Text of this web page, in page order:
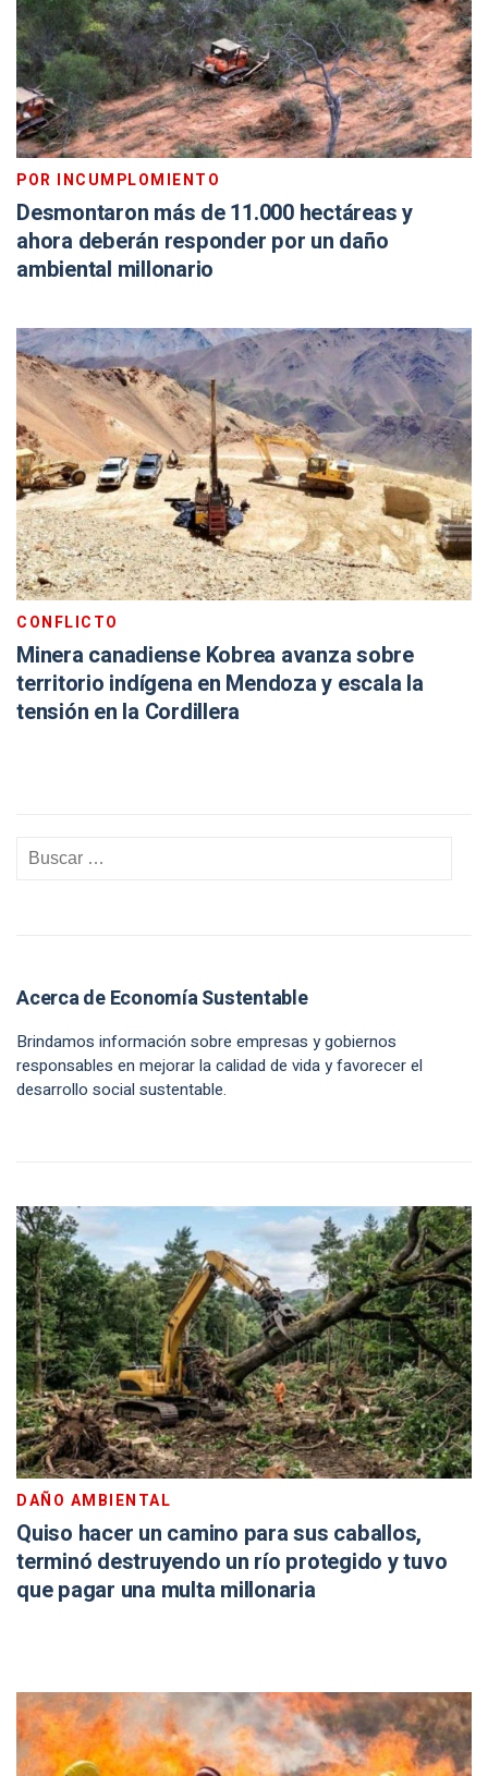
POR INCUMPLOMIENTO
Desmontaron más de 11.000 hectáreas y
ahora deberán responder por un daño
ambiental millonario
CONFLICTO
Minera canadiense Kobrea avanza sobre
territorio indígena en Mendoza y escala la
tensión en la Cordillera
Acerca de Economía Sustentable
Brindamos información sobre empresas y gobiernos
responsables en mejorar la calidad de vida y favorecer el
desarrollo social sustentable.
DAÑO AMBIENTAL
Quiso hacer un camino para sus caballos,
terminó destruyendo un río protegido y tuvo
que pagar una multa millonaria